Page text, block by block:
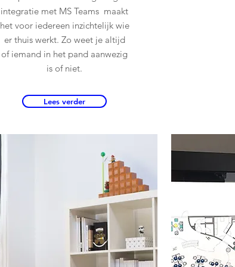
integratie met MS Teams maakt
het voor iedereen inzichtelijk wie
er thuis werkt. Zo weet je altijd
of iemand in het pand aanwezig
is of niet.
Lees verder